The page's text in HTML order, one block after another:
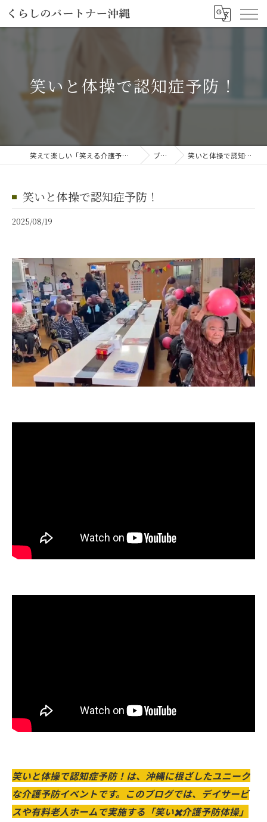
笑いと体操で認知症予防！
笑えて楽しい「笑える介護予防体操教室」 ブログ 笑いと体操で認知症予防！
笑いと体操で認知症予防！
2025/08/19
笑いと体操で認知症予防！は、沖縄に根ざしたユニーク
な介護予防イベントです。このブログでは、デイサービ
スや有料老人ホームで実施する「笑い✖️介護予防体操」